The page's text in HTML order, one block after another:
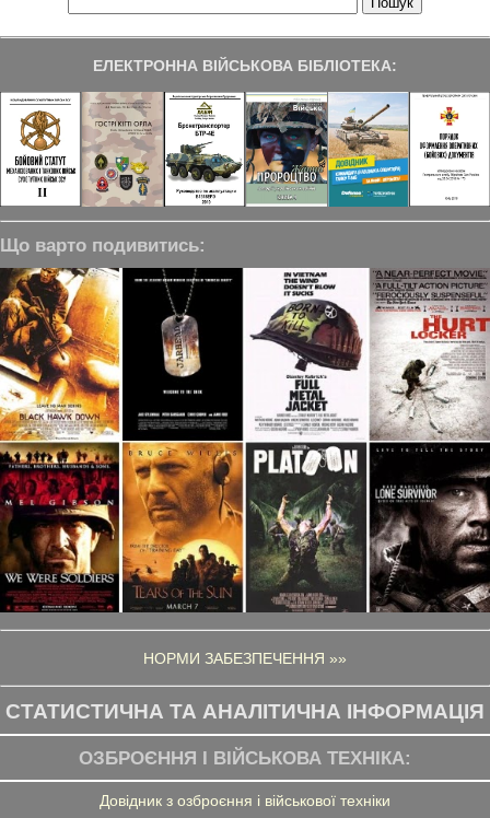
ЕЛЕКТРОННА ВІЙСЬКОВА БІБЛІОТЕКА:
Що варто подивитись:
НОРМИ ЗАБЕЗПЕЧЕННЯ »»
СТАТИСТИЧНА ТА АНАЛІТИЧНА ІНФОРМАЦІЯ
ОЗБРОЄННЯ І ВІЙСЬКОВА ТЕХНІКА:
Довідник з озброєння і військової техніки